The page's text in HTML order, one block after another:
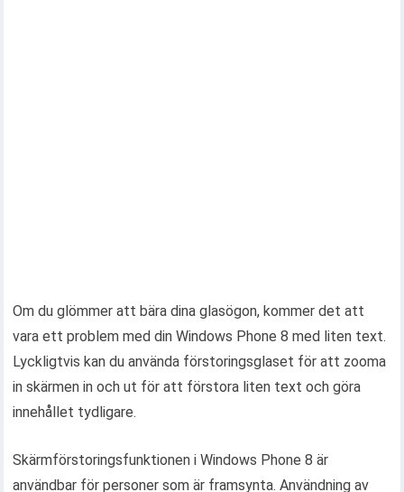
Om du glömmer att bära dina glasögon, kommer det att
vara ett problem med din Windows Phone 8 med liten text.
Lyckligtvis kan du använda förstoringsglaset för att zooma
in skärmen in och ut för att förstora liten text och göra
innehållet tydligare.
Skärmförstoringsfunktionen i Windows Phone 8 är
användbar för personer som är framsynta. Användning av